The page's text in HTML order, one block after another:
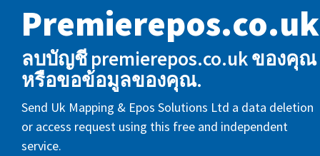
Premierepos.co.uk
ลบบัญชี premierepos.co.uk ของคุณ
หรือขอข้อมูลของคุณ.
Send Uk Mapping & Epos Solutions Ltd a data deletion
or access request using this free and independent
service.